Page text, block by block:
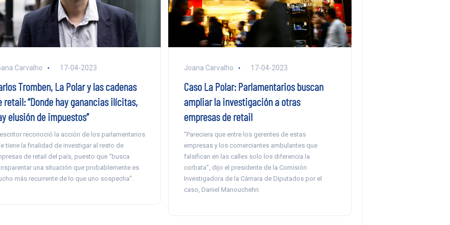
Carvalho 17-04-2023
Tromben, La Polar y las cadenas
retail: “Donde hay ganancias ilícitas,
elusión de impuestos”
reconoció la acción de los parlamentarios
tiene la finalidad de investigar al resto de
de retail del país, puesto que “busca
una situación que probablemente es
más recurrente de lo que uno sospecha”.
Joana Carvalho 17-04-2023
Caso La Polar: Parlamentarios buscan
ampliar la investigación a otras
empresas de retail
“Pareciera que entre los gerentes de estas
empresas y los comerciantes ambulantes que
falsifican en las calles solo los diferencia la
corbata”, dijo el presidente de la Comisión
Investigadora de la Cámara de Diputados por el
caso, Daniel Manouchehri.